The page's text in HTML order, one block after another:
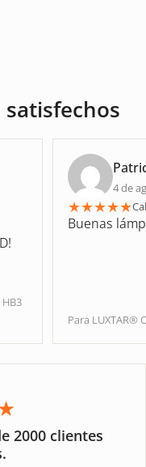
satisfechos
4 de
★★★★★
Buenas
Para LUXTAR®
2000 clientes